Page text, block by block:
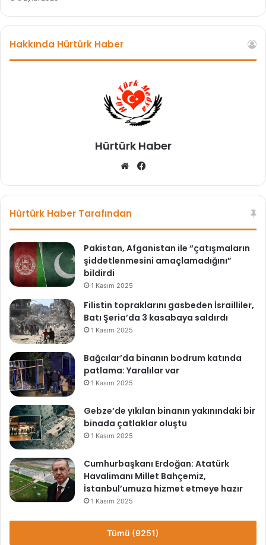
b
o
t
k
i
i
s
t
e
i
Hakkında Hürtürk Haber
Hürtürk Haber
We
sit bo
Hürtürk Haber Tarafından
Pakistan, Afganistan ile “çatışmaların
şiddetlenmesini amaçlamadığını”
bildirdi
1 Kasım 2025
Filistin topraklarını gasbeden İsrailliler,
Batı Şeria’da 3 kasabaya saldırdı
1 Kasım 2025
Bağcılar’da binanın bodrum katında
patlama: Yaralılar var
1 Kasım 2025
Gebze’de yıkılan binanın yakınındaki bir
binada çatlaklar oluştu
1 Kasım 2025
Cumhurbaşkanı Erdoğan: Atatürk
Havalimanı Millet Bahçemiz,
İstanbul’umuza hizmet etmeye hazır
1 Kasım 2025
Tümü (9251)